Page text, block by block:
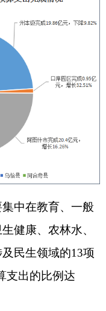
券收益大
什市、乌
、
入大幅增
亿元，增长
支出1.39亿
5月提前兑
了支出基
的专项债
用权出让收
主要系阿